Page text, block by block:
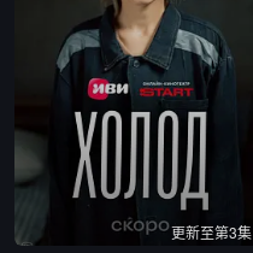
更新至第3集